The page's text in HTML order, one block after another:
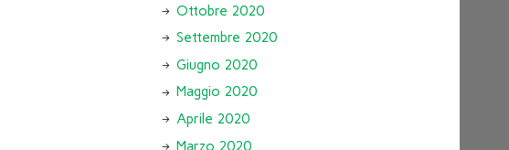
Ottobre 2020
Settembre 2020
Giugno 2020
Maggio 2020
Aprile 2020
Marzo 2020